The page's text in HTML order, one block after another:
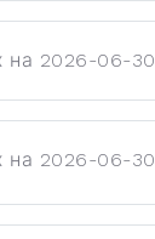
на 2026-06-30
на 2026-06-30